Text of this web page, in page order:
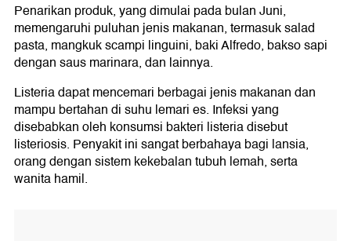
Penarikan produk, yang dimulai pada bulan Juni,
memengaruhi puluhan jenis makanan, termasuk salad
pasta, mangkuk scampi linguini, baki Alfredo, bakso sapi
dengan saus marinara, dan lainnya.
Listeria dapat mencemari berbagai jenis makanan dan
mampu bertahan di suhu lemari es. Infeksi yang
disebabkan oleh konsumsi bakteri listeria disebut
listeriosis. Penyakit ini sangat berbahaya bagi lansia,
orang dengan sistem kekebalan tubuh lemah, serta
wanita hamil.